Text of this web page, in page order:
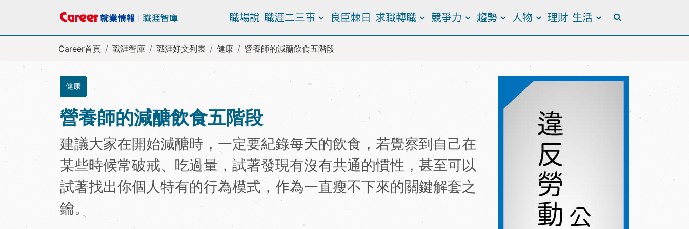
職場說 職涯二三事 良臣棘日 求職轉職 競爭力 趨勢 人物 理財 生活
全站搜尋
Career首頁 職涯智庫 職涯好文列表 健康 營養師的減醣飲食五階段
健康
營養師的減醣飲食五階段
建議大家在開始減醣時，一定要紀錄每天的飲食，若覺察到自己在
某些時候常破戒、吃過量，試著發現有沒有共通的慣性，甚至可以
試著找出你個人特有的行為模式，作為一直瘦不下來的關鍵解套之
鑰。